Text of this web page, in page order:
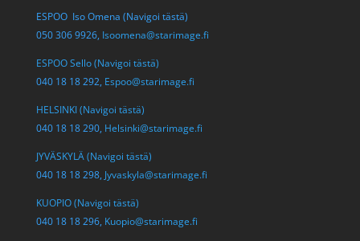
ESPOO Iso Omena (Navigoi tästä)
050 306 9926, Isoomena@starimage.fi
ESPOO Sello (Navigoi tästä)
040 18 18 292, Espoo@starimage.fi
HELSINKI (Navigoi tästä)
040 18 18 290, Helsinki@starimage.fi
JYVÄSKYLÄ (Navigoi tästä)
040 18 18 298, Jyvaskyla@starimage.fi
KUOPIO (Navigoi tästä)
040 18 18 296, Kuopio@starimage.fi